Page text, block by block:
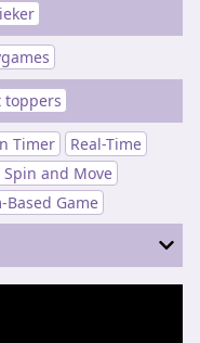
toppers
Timer
Real-Time
Spin and Move
Based Game